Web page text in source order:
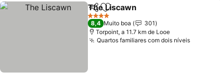
PartilharAdicionar aos favoritos
The Liscawn
4 Estrelas
8,4 Muito boa
301
Torpoint, a 11.7 km de Looe
Quartos familiares com dois níveis